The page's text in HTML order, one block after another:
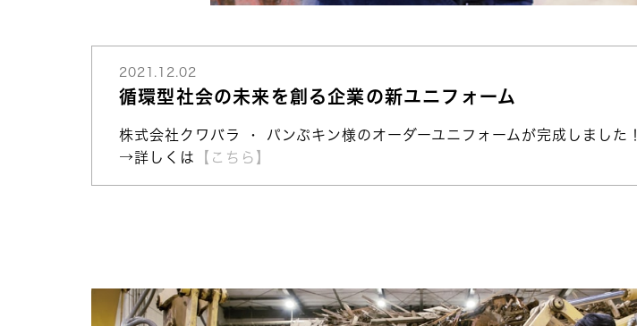
2021.12.02
循環型社会の未来を創る企業の新ユニフォーム
株式会社クワバラ ・ パンぷキン様のオーダーユニフォームが完成しました！
→詳しくは
【こちら】